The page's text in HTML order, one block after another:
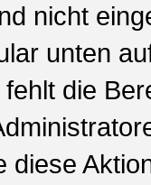
nicht
unten
fehlt die
diese